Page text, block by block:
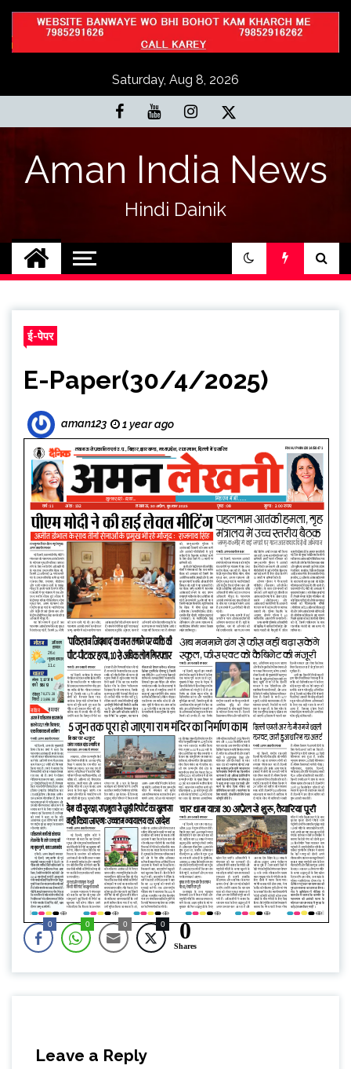
Skip
content
Saturday, Aug 8, 2026
Aman India News
Hindi Dainik
ई-पेपर
E-Paper(30/4/2025)
aman123 1 year ago
0 0 0 0 0
Shares
Leave a Reply